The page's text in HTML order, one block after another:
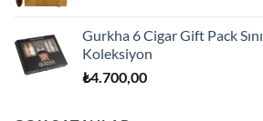
Gurkha 6 Cigar Gift Pack
Koleksiyon
₺4.700,00